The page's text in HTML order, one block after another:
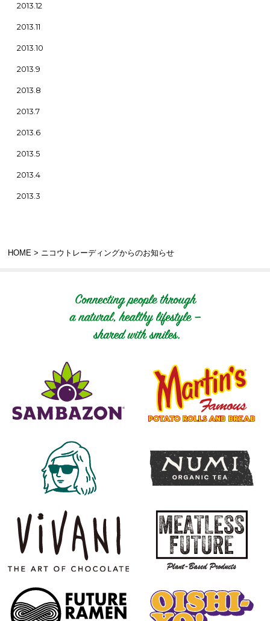
2013.12
2013.11
2013.10
2013.9
2013.8
2013.7
2013.6
2013.5
2013.4
2013.3
HOME > ニコウトレーディングからのお知らせ